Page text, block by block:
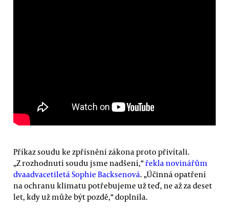
Příkaz soudu ke zpřísnění zákona proto přivítali.
„Z rozhodnutí soudu jsme nadšení,“řekla novinářům
dvaadvacetiletá Sophie Backsenová. „Účinná opatření
na ochranu klimatu potřebujeme už teď, ne až za deset
let, kdy už může být pozdě,“ doplnila.